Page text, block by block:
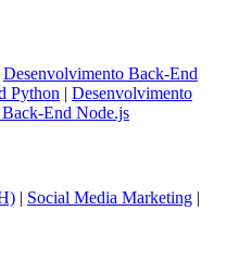
Desenvolvimento Back-End
Python | Desenvolvimento
End Node.js
| Social Media Marketing |